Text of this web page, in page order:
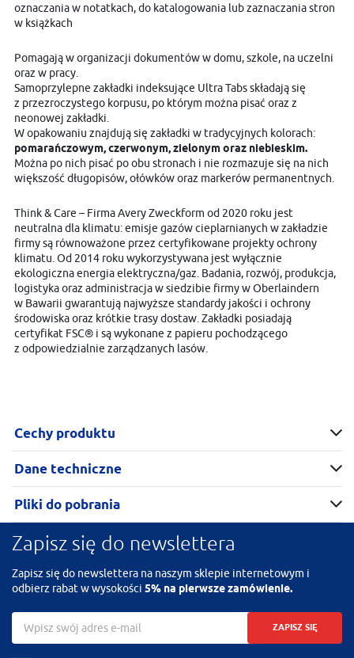
oznaczania w notatkach, do katalogowania lub zaznaczania stron
w książkach
Pomagają w organizacji dokumentów w domu, szkole, na uczelni
oraz w pracy.
Samoprzylepne zakładki indeksujące Ultra Tabs składają się
z przezroczystego korpusu, po którym można pisać oraz z
neonowej zakładki.
W opakowaniu znajdują się zakładki w tradycyjnych kolorach:
pomarańczowym, czerwonym, zielonym oraz niebieskim.
Można po nich pisać po obu stronach i nie rozmazuje się na nich
większość długopisów, ołówków oraz markerów permanentnych.
Think & Care – Firma Avery Zweckform od 2020 roku jest
neutralna dla klimatu: emisje gazów cieplarnianych w zakładzie
firmy są równoważone przez certyfikowane projekty ochrony
klimatu. Od 2014 roku wykorzystywana jest wyłącznie
ekologiczna energia elektryczna/gaz. Badania, rozwój, produkcja,
logistyka oraz administracja w siedzibie firmy w Oberlaindern
w Bawarii gwarantują najwyższe standardy jakości i ochrony
środowiska oraz krótkie trasy dostaw. Zakładki posiadają
certyfikat FSC® i są wykonane z papieru pochodzącego
z odpowiedzialnie zarządzanych lasów.
Cechy produktu
Dane techniczne
Pliki do pobrania
Zapisz się do newslettera
Zapisz się do newslettera na naszym sklepie internetowym i
odbierz rabat w wysokości 5% na pierwsze zamówienie.
ZAPISZ SIĘ